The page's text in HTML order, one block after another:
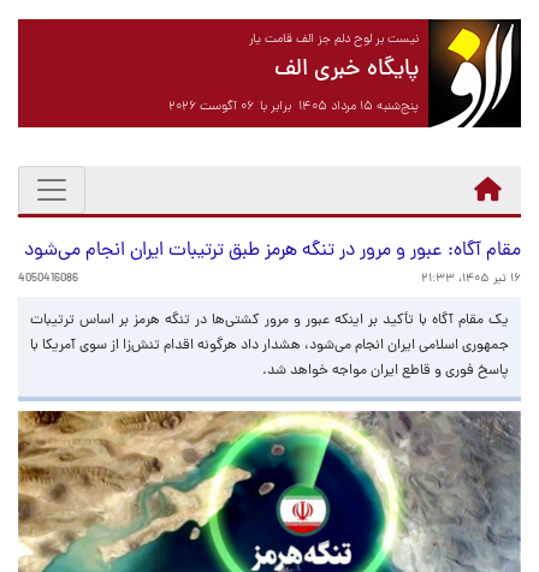
نیست بر لوح دلم جز الف قامت یار
پایگاه خبری الف
پنج‌شنبه ۱۵ مرداد ۱۴۰۵ برابر با ۰۶ آگوست ۲۰۲۶
مقام آگاه: عبور و مرور در تنگه هرمز طبق ترتیبات ایران انجام می‌شود
۱۶ تیر ۱۴۰۵، ۲۱:۳۳ 4050416086
یک مقام آگاه با تأکید بر اینکه عبور و مرور کشتی‌ها در تنگه هرمز بر اساس ترتیبات
جمهوری اسلامی ایران انجام می‌شود، هشدار داد هرگونه اقدام تنش‌زا از سوی آمریکا با
پاسخ فوری و قاطع ایران مواجه خواهد شد.